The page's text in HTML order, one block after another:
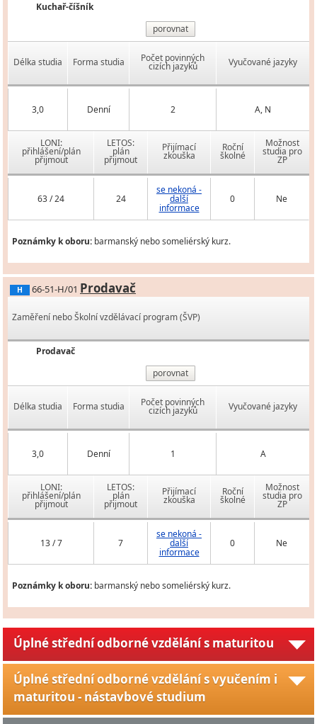
Kuchař-číšník
porovnat
Délka studia Forma studia Počet povinných
cizích jazyků Vyučované jazyky
3,0 Denní 2 A, N
LONI:
přihlášení/plán
přijmout
LETOS:
plán
přijmout
Přijímací
zkouška
Roční
školné
Možnost
studia pro
ZP
63 / 24 24
se nekoná -
další
informace
0 Ne
Poznámky k oboru: barmanský nebo someliérský kurz.
H 66-51-H/01 Prodavač
Zaměření nebo Školní vzdělávací program (ŠVP)
Prodavač
porovnat
Délka studia Forma studia Počet povinných
cizích jazyků Vyučované jazyky
3,0 Denní 1 A
LONI:
přihlášení/plán
přijmout
LETOS:
plán
přijmout
Přijímací
zkouška
Roční
školné
Možnost
studia pro
ZP
13 / 7 7
se nekoná -
další
informace
0 Ne
Poznámky k oboru: barmanský nebo someliérský kurz.
Úplné střední odborné vzdělání s maturitou
Úplné střední odborné vzdělání s vyučením i
maturitou - nástavbové studium